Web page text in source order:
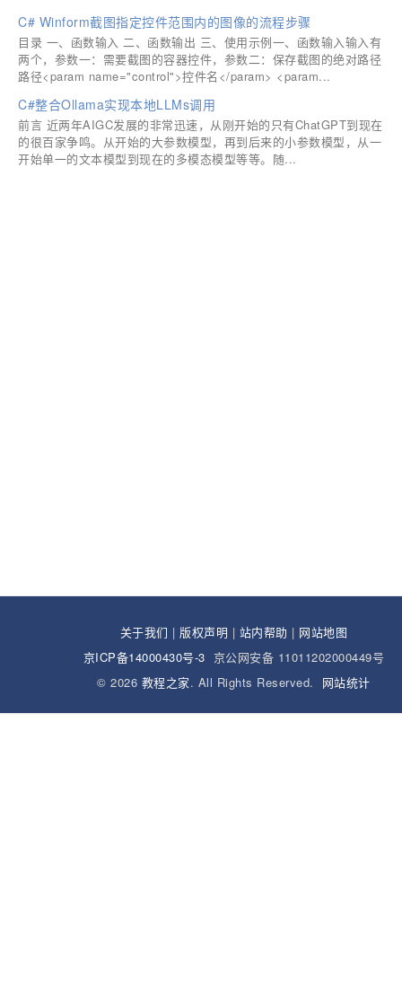
C# Winform截图指定控件范围内的图像的流程步骤
目录 一、函数输入 二、函数输出 三、使用示例一、函数输入输入有
两个，参数一：需要截图的容器控件，参数二：保存截图的绝对路径
路径<param name="control">控件名</param> <param...
C#整合Ollama实现本地LLMs调用
前言 近两年AIGC发展的非常迅速，从刚开始的只有ChatGPT到现在
的很百家争鸣。从开始的大参数模型，再到后来的小参数模型，从一
开始单一的文本模型到现在的多模态模型等等。随...
关于我们 | 版权声明 | 站内帮助 | 网站地图
京ICP备14000430号-3 京公网安备 11011202000449号
© 2026 教程之家. All Rights Reserved. 网站统计